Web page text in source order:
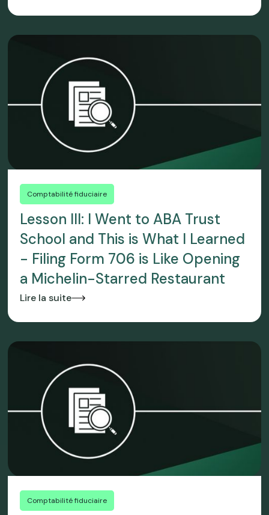
Comptabilité fiduciaire
Lesson III: I Went to ABA Trust
School and This is What I Learned
- Filing Form 706 is Like Opening
a Michelin-Starred Restaurant
Lire la suite
Comptabilité fiduciaire